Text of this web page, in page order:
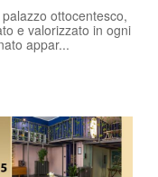
ottocentesco,
e valorizzato in ogni
appar...